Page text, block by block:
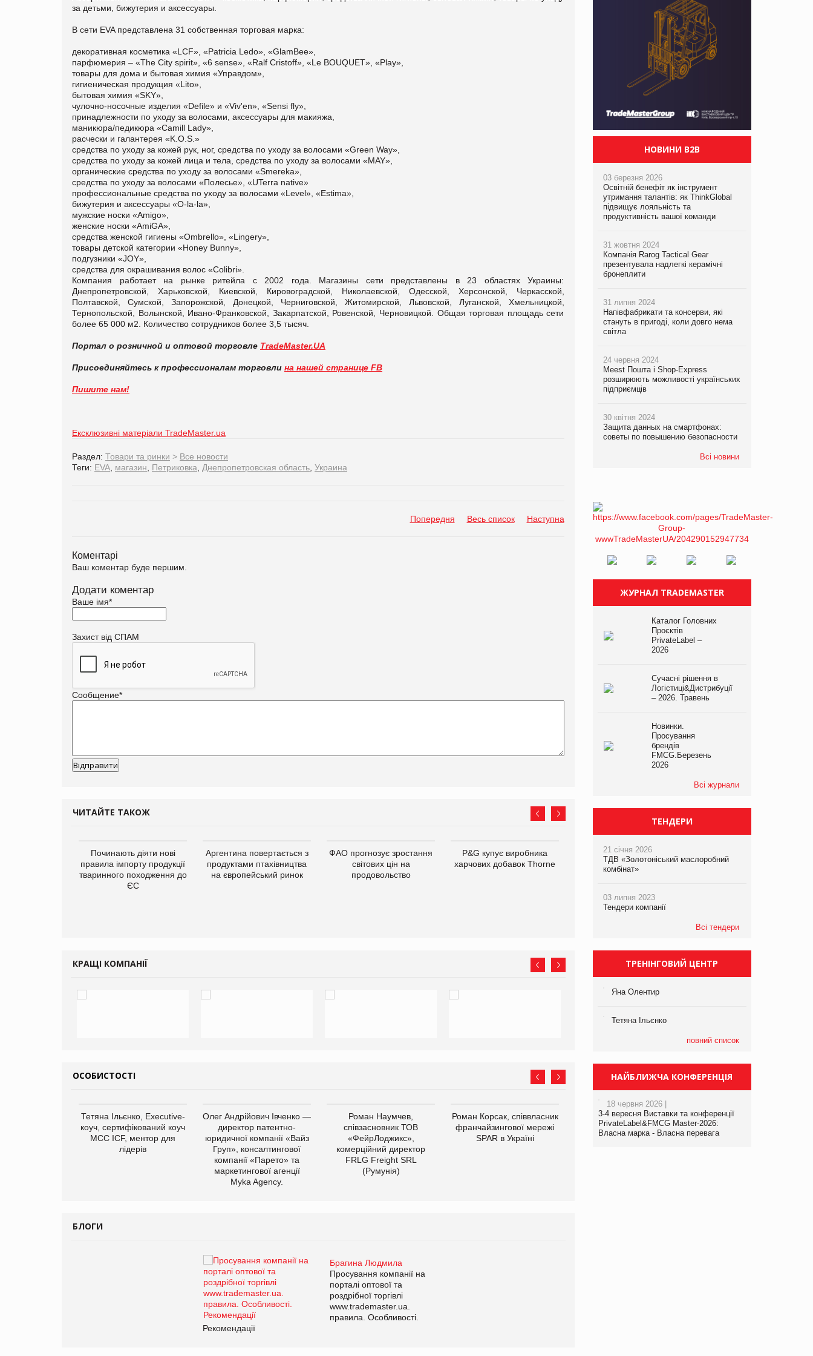
за детьми, бижутерия и аксессуары.
В сети EVA представлена 31 собственная торговая марка:
декоративная косметика «LCF», «Patricia Ledo», «GlamBee»,
парфюмерия – «The Сity spirit», «6 sense», «Ralf Cristoff», «Le BOUQUET», «Play»,
товары для дома и бытовая химия «Управдом»,
гигиеническая продукция «Lito»,
бытовая химия «SKY»,
чулочно-носочные изделия «Defile» и «Viv'en», «Sensi fly»,
принадлежности по уходу за волосами, аксессуары для макияжа,
маникюра/педикюра «Camill Lady»,
расчески и галантерея «K.O.S.»
средства по уходу за кожей рук, ног, средства по уходу за волосами «Green Way»,
средства по уходу за кожей лица и тела, средства по уходу за волосами «MAY»,
органические средства по уходу за волосами «Smereka»,
средства по уходу за волосами «Полесье», «UTerra native»
профессиональные средства по уходу за волосами «Level», «Estima»,
бижутерия и аксессуары «O-la-la»,
мужские носки «Amigo»,
женские носки «AmiGA»,
средства женской гигиены «Ombrello», «Lingery»,
товары детской категории «Honey Bunny»,
подгузники «JOY»,
средства для окрашивания волос «Colibri».
Компания работает на рынке ритейла с 2002 года. Магазины сети представлены в 23 областях Украины:
Днепропетровской, Харьковской, Киевской, Кировоградской, Николаевской, Одесской, Херсонской, Черкасской,
Полтавской, Сумской, Запорожской, Донецкой, Черниговской, Житомирской, Львовской, Луганской, Хмельницкой,
Тернопольской, Волынской, Ивано-Франковской, Закарпатской, Ровенской, Черновицкой. Общая торговая площадь сети
более 65 000 м2. Количество сотрудников более 3,5 тысяч.
Портал о розничной и оптовой торговле TradeMaster.UA
Присоединяйтесь к профессионалам торговли на нашей странице FB
Пишите нам!
Ексклюзивні матеріали TradeMaster.ua
Раздел: Товари та ринки > Все новости
Теги: EVA магазин Петриковка Днепропетровская область Украина
Попередня Весь список Наступна
Коментарі
Ваш коментар буде першим.
Додати коментар
Ваше імя*
Захист від СПАМ
Сообщение*
ЧИТАЙТЕ ТАКОЖ
Починають діяти нові
правила імпорту продукції
тваринного походження до
ЄС
Аргентина повертається з
продуктами птахівництва
на європейський ринок
ФАО прогнозує зростання
світових цін на
продовольство
P&G купує виробника
харчових добавок Thorne
Bosch заявила про повне
знищення своєї продукції
на складі після російської
хвостатих: у VARUS
КРАЩІ КОМПАНІЇ
ОСОБИСТОСТІ
Тетяна Ільєнко, Executive-
коуч, сертифікований коуч
МСС ICF, ментор для
лідерів
Олег Андрійович Івченко —
директор патентно-
юридичної компанії «Вайз
Груп», консалтингової
компанії «Парето» та
маркетингової агенції
Myka Agency.
Роман Наумчев,
співзасновник ТОВ
«ФейрЛоджикс»,
комерційний директор
FRLG Freight SRL
(Румунія)
Роман Корсак, співвласник
франчайзингової мережі
SPAR в Україні
Олексій Логачов-Михайлов
Файно маркет Директор
департаменту з
Яна Сараніна, директор
компанії «УкраМарин»
БЛОГИ
Брагина Людмила
Просування компанії на
порталі оптової та
роздрібної торгівлі
www.trademaster.ua.
правила. Особливості.
Рекомендації
НОВИНИ B2B
03 березня 2026
Освітній бенефіт як інструмент
утримання талантів: як ThinkGlobal
підвищує лояльність та
продуктивність вашої команди
31 жовтня 2024
Компанія Rarog Tactical Gear
презентувала надлегкі керамічні
бронеплити
31 липня 2024
Напівфабрикати та консерви, які
стануть в пригоді, коли довго нема
світла
24 червня 2024
Meest Пошта і Shop-Express
розширюють можливості українських
підприємців
30 квітня 2024
Защита данных на смартфонах:
советы по повышению безопасности
Всі новини
ЖУРНАЛ TRADEMASTER
Каталог Головних
Проєктів
PrivateLabel –
2026
Сучасні рішення в
Логістиці&Дистрибуції
– 2026. Травень
Новинки.
Просування
брендів
FMCG.Березень
2026
Всі журнали
ТЕНДЕРИ
21 січня 2026
ТДВ «Золотоніський маслоробний
комбінат»
03 липня 2023
Тендери компанії
Всі тендери
ТРЕНІНГОВИЙ ЦЕНТР
Яна Олентир
Тетяна Ільєнко
повний список
НАЙБЛИЖЧА КОНФЕРЕНЦІЯ
18 червня 2026 |
3-4 вересня Виставки та конференції
PrivateLabel&FMCG Master-2026:
Власна марка - Власна перевага